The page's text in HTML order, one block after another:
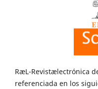
RæL-Revistælectrónica
referenciada en los